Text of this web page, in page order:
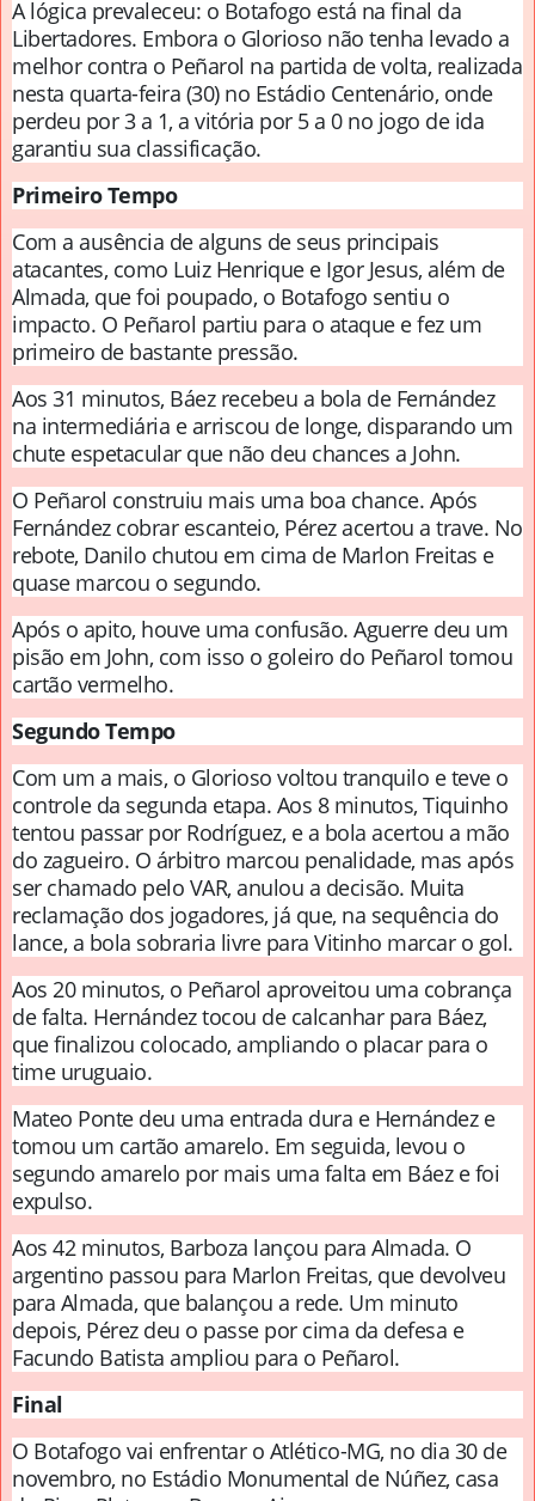
A lógica prevaleceu: o Botafogo está na final da
Libertadores. Embora o Glorioso não tenha levado a
melhor contra o Peñarol na partida de volta, realizada
nesta quarta-feira (30) no Estádio Centenário, onde
perdeu por 3 a 1, a vitória por 5 a 0 no jogo de ida
garantiu sua classificação.
Primeiro Tempo
Com a ausência de alguns de seus principais
atacantes, como Luiz Henrique e Igor Jesus, além de
Almada, que foi poupado, o Botafogo sentiu o
impacto. O Peñarol partiu para o ataque e fez um
primeiro de bastante pressão.
Aos 31 minutos, Báez recebeu a bola de Fernández
na intermediária e arriscou de longe, disparando um
chute espetacular que não deu chances a John.
O Peñarol construiu mais uma boa chance. Após
Fernández cobrar escanteio, Pérez acertou a trave. No
rebote, Danilo chutou em cima de Marlon Freitas e
quase marcou o segundo.
Após o apito, houve uma confusão. Aguerre deu um
pisão em John, com isso o goleiro do Peñarol tomou
cartão vermelho.
Segundo Tempo
Com um a mais, o Glorioso voltou tranquilo e teve o
controle da segunda etapa. Aos 8 minutos, Tiquinho
tentou passar por Rodríguez, e a bola acertou a mão
do zagueiro. O árbitro marcou penalidade, mas após
ser chamado pelo VAR, anulou a decisão. Muita
reclamação dos jogadores, já que, na sequência do
lance, a bola sobraria livre para Vitinho marcar o gol.
Aos 20 minutos, o Peñarol aproveitou uma cobrança
de falta. Hernández tocou de calcanhar para Báez,
que finalizou colocado, ampliando o placar para o
time uruguaio.
Mateo Ponte deu uma entrada dura e Hernández e
tomou um cartão amarelo. Em seguida, levou o
segundo amarelo por mais uma falta em Báez e foi
expulso.
Aos 42 minutos, Barboza lançou para Almada. O
argentino passou para Marlon Freitas, que devolveu
para Almada, que balançou a rede. Um minuto
depois, Pérez deu o passe por cima da defesa e
Facundo Batista ampliou para o Peñarol.
Final
O Botafogo vai enfrentar o Atlético-MG, no dia 30 de
novembro, no Estádio Monumental de Núñez, casa